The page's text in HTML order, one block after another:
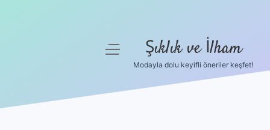
menüyü
Şıklık ve İlham
Modayla dolu keyifli öneriler keşfet!